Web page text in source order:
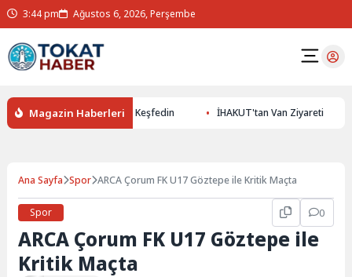
3:44 pm Ağustos 6, 2026, Perşembe
Magazin Haberleri
ile Yer Altının Gizemlerini Keşfedin İHAKUT'tan Van Ziyareti
Ana Sayfa Spor ARCA Çorum FK U17 Göztepe ile Kritik Maçta
Spor 0
ARCA Çorum FK U17 Göztepe ile
Kritik Maçta